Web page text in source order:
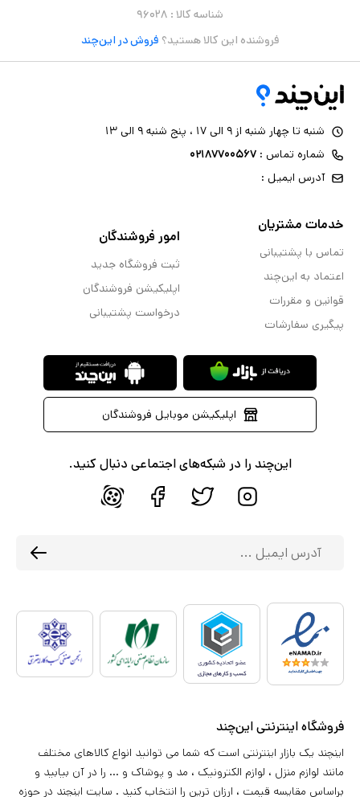
شناسه کالا : ۹۶۰۲۸
فروشنده این کالا هستید؟ فروش در این‌چند
شنبه تا چهار شنبه از ۹ الی ۱۷ ، پنج شنبه ۹ الی ۱۳
شماره تماس : ۰۲۱۸۷۷۰۰۵۶۷
آدرس ایمیل :
خدمات مشتریان
تماس با پشتیبانی
اعتماد به این‌چند
قوانین و مقررات
پیگیری سفارشات
امور فروشندگان
ثبت فروشگاه جدید
اپلیکیشن فروشندگان
درخواست پشتیبانی
اپلیکیشن موبایل فروشندگان
این‌چند را در شبکه‌های اجتماعی دنبال کنید.
فروشگاه اینترنتی این‌چند
اینچند یک بازار اینترنتی است که شما می توانید انواع کالاهای مختلف
مانند لوازم منزل ، لوازم الکترونیک ، مد و پوشاک و ... را در آن بیابید و
براساس مقایسه قیمت ، ارزان ترین را انتخاب کنید . سایت اینچند در حوزه